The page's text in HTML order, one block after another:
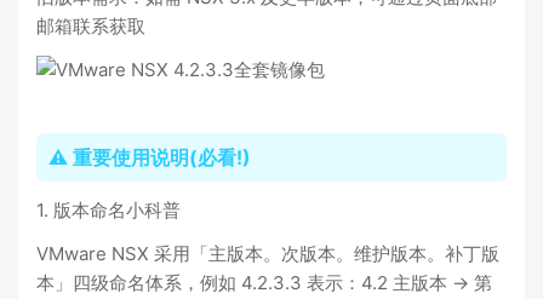
邮箱联系获取
⚠️ 重要使用说明(必看!)
1. 版本命名小科普
VMware NSX 采用「主版本。次版本。维护版本。补丁版
本」四级命名体系，例如 4.2.3.3 表示：4.2 主版本 → 第